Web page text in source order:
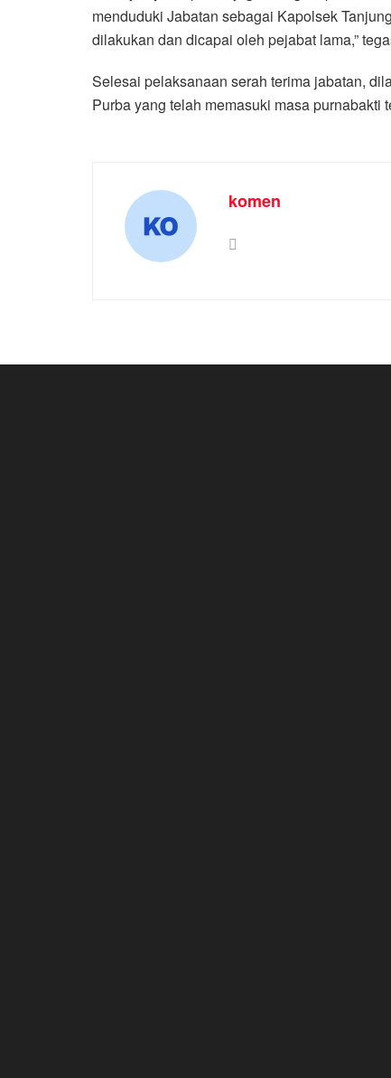
menduduki Jabatan sebagai Kapolsek
dilakukan dan dicapai oleh pejabat lama,”
Selesai pelaksanaan serah terima jabatan,
Purba yang telah memasuki masa
komen